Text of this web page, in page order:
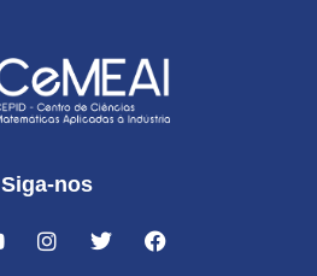
Siga-nos